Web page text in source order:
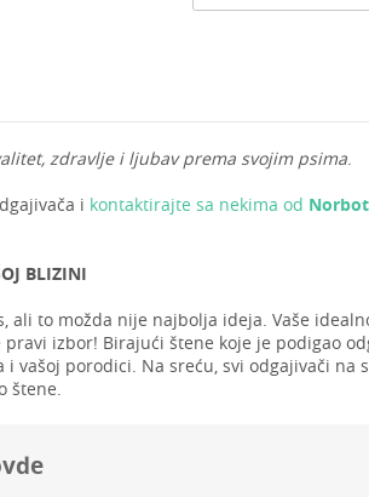
zdravlje i ljubav prema svojim psima.
i kontaktirajte sa nekima od
BLIZINI
to možda nije najbolja ideja. Vaše
izbor! Birajući štene koje je podigao
vašoj porodici. Na sreću, svi odgajivači na
štene.